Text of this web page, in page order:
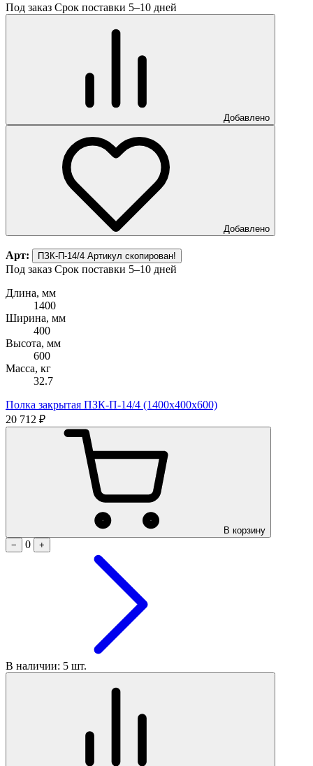
Под заказ Срок поставки 5–10 дней
Добавлено
Добавлено
Арт: ПЗК-П-14/4 Артикул скопирован!
Под заказ Срок поставки 5–10 дней
Длина, мм
1400
Ширина, мм
400
Высота, мм
600
Масса, кг
32.7
Полка закрытая ПЗК-П-14/4 (1400х400х600)
20 712 ₽
В корзину
−
0 +
В наличии: 5 шт.